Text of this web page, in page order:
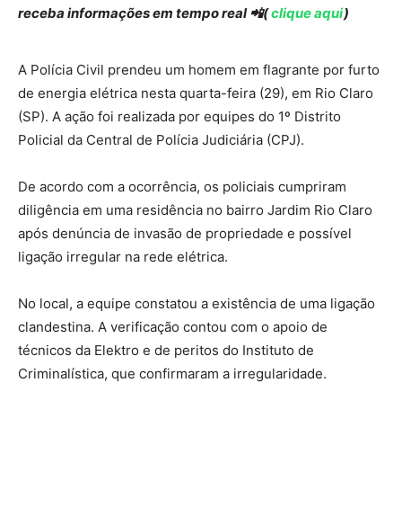
receba informações em tempo real 📲(clique aqui)
A Polícia Civil prendeu um homem em flagrante por furto
de energia elétrica nesta quarta-feira (29), em Rio Claro
(SP). A ação foi realizada por equipes do 1º Distrito
Policial da Central de Polícia Judiciária (CPJ).
De acordo com a ocorrência, os policiais cumpriram
diligência em uma residência no bairro Jardim Rio Claro
após denúncia de invasão de propriedade e possível
ligação irregular na rede elétrica.
No local, a equipe constatou a existência de uma ligação
clandestina. A verificação contou com o apoio de
técnicos da Elektro e de peritos do Instituto de
Criminalística, que confirmaram a irregularidade.